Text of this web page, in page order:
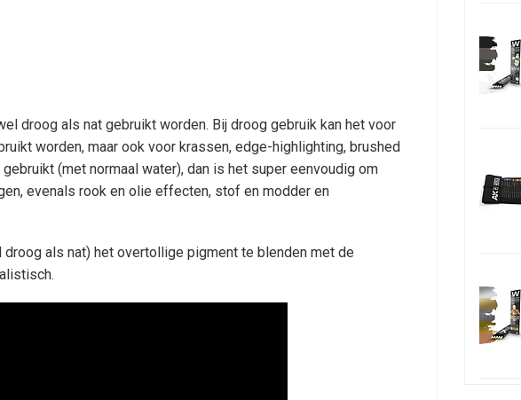
droog als nat gebruikt worden. Bij droog gebruik kan het voor
worden, maar ook voor krassen, edge-highlighting, brushed
(met normaal water), dan is het super eenvoudig om
evenals rook en olie effecten, stof en modder en
als nat) het overtollige pigment te blenden met de